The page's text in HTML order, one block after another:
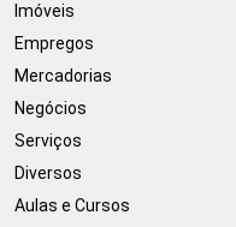
Imóveis
Empregos
Mercadorias
Negócios
Serviços
Diversos
Aulas e Cursos